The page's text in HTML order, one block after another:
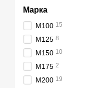
Марка
М100 15
М125 8
М150 10
М175 2
М200 19